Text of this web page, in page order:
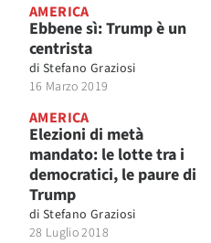
AMERICA
Ebbene sì: Trump è un
centrista
di Stefano Graziosi
16 Marzo 2019
AMERICA
Elezioni di metà
mandato: le lotte tra i
democratici, le paure di
Trump
di Stefano Graziosi
28 Luglio 2018